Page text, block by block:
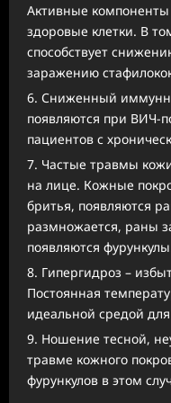
Активные
здоровые клетки. В
способствует
заражению
Сниженный
появляются при ВИЧ-
пациентов с
Частые травмы
на лице. Кожные
бритья, появляются
размножается, раны
появляются
Гипергидроз –
Постоянная
идеальной средой
Ношение тесной,
травме кожного
фурункулов в этом